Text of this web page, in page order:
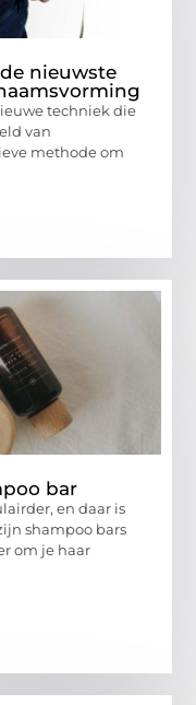
nieuwste
techniek die
van
methode om
bar
en daar is
shampoo bars
om je haar